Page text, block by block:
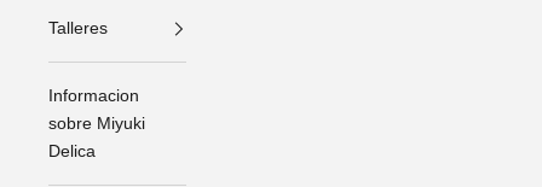
Talleres
Informacion
sobre Miyuki
Delica